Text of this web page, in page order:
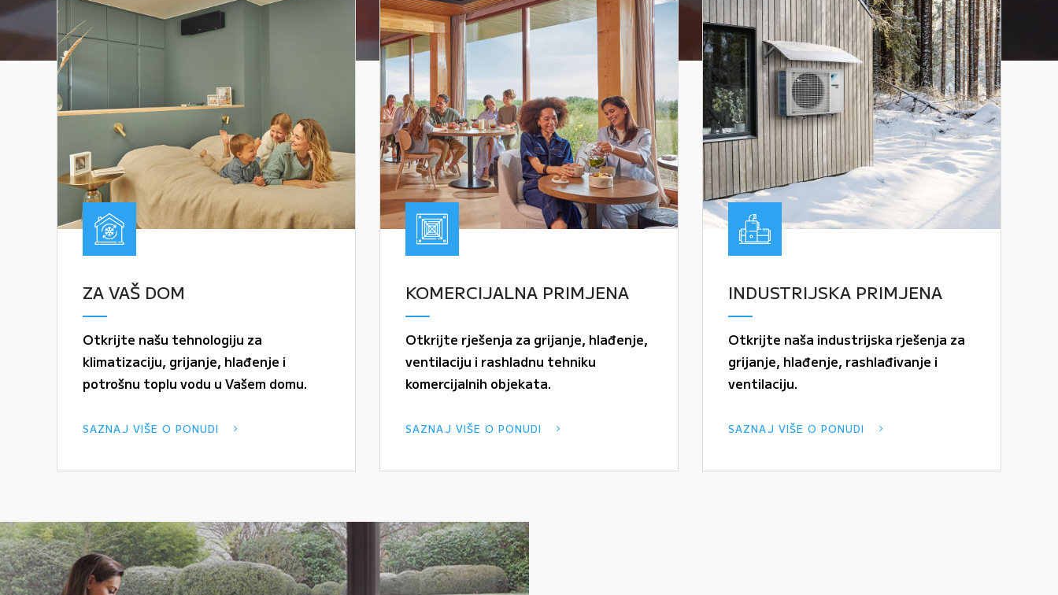
ZA VAŠ DOM
Otkrijte našu tehnologiju za
klimatizaciju, grijanje, hlađenje i
potrošnu toplu vodu u Vašem domu.
SAZNAJ VIŠE O PONUDI
KOMERCIJALNA PRIMJENA
Otkrijte rješenja za grijanje, hlađenje,
ventilaciju i rashladnu tehniku
komercijalnih objekata.
SAZNAJ VIŠE O PONUDI
INDUSTRIJSKA PRIMJENA
Otkrijte naša industrijska rješenja za
grijanje, hlađenje, rashlađivanje i
ventilaciju.
SAZNAJ VIŠE O PONUDI